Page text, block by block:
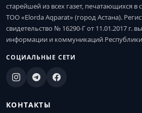
старейшей из всех газет, печатающихся в
ТОО «Elorda Aqparat» (город Астана).
свидетельство № 16290-Г от 11.01.2017 г.
информации и коммуникаций Республики
СОЦИАЛЬНЫЕ СЕТИ
КОНТАКТЫ